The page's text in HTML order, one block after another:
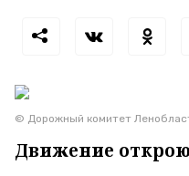
© Дорожный комитет
Движение